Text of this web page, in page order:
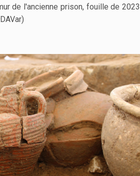
de l'ancienne prison, fouille de 2023